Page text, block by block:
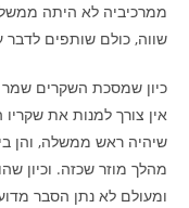
ממרכיביה לא היתה
שווה, כולם שותפים לדבר
כיון שמסכת השקרים שמר
אין צורך למנות את
שיהיה ראש ממשלה, והן
מהלך מוזר שכזה. וכיון
ומעולם לא נתן הסבר